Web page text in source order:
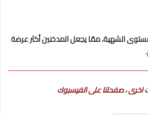
الشهية، ممّا يجعل المدخنين أكثر عرضة
اخرى،صفحتنا على الفيسبوك